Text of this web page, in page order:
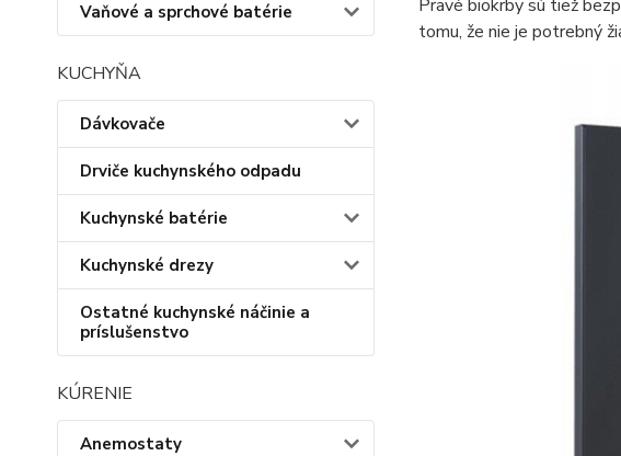
Vaňové a sprchové batérie
KUCHYŇA
Dávkovače
Drviče kuchynského odpadu
Kuchynské batérie
Kuchynské drezy
Ostatné kuchynské náčinie a
príslušenstvo
KÚRENIE
Anemostaty
Pravé biokrby sú tiež
tomu, že nie je potrebný